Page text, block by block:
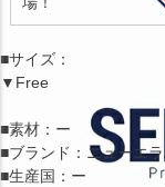
■サイズ：
▼Free
■素材：ー
■ブランド：ニューエ
■生産国：ー